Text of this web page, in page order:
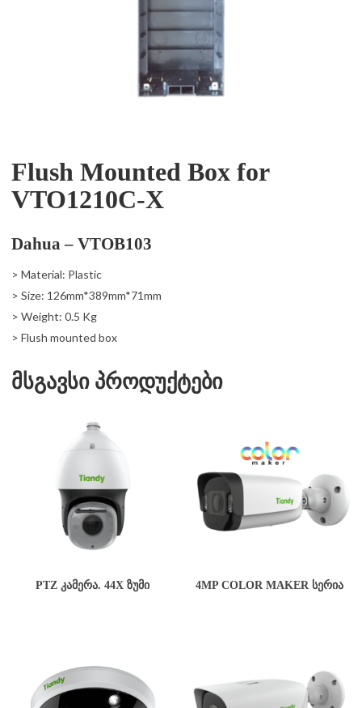
Flush Mounted Box for
VTO1210C-X
Dahua – VTOB103
> Material: Plastic
> Size: 126mm*389mm*71mm
> Weight: 0.5 Kg
> Flush mounted box
მსგავსი პროდუქტები
PTZ ᲙᲐᲛᲔᲠᲐ. 44X ᲖᲣᲛᲘ 4MP COLOR MAKER ᲡᲔᲠᲘᲐ